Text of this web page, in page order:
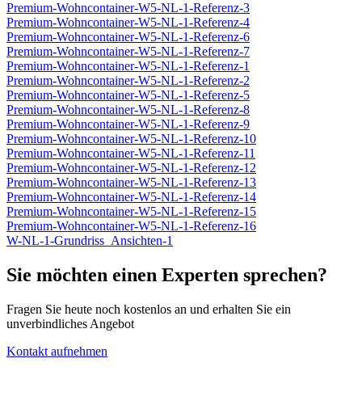
Premium-Wohncontainer-W5-NL-1-Referenz-3
Premium-Wohncontainer-W5-NL-1-Referenz-4
Premium-Wohncontainer-W5-NL-1-Referenz-6
Premium-Wohncontainer-W5-NL-1-Referenz-7
Premium-Wohncontainer-W5-NL-1-Referenz-1
Premium-Wohncontainer-W5-NL-1-Referenz-2
Premium-Wohncontainer-W5-NL-1-Referenz-5
Premium-Wohncontainer-W5-NL-1-Referenz-8
Premium-Wohncontainer-W5-NL-1-Referenz-9
Premium-Wohncontainer-W5-NL-1-Referenz-10
Premium-Wohncontainer-W5-NL-1-Referenz-11
Premium-Wohncontainer-W5-NL-1-Referenz-12
Premium-Wohncontainer-W5-NL-1-Referenz-13
Premium-Wohncontainer-W5-NL-1-Referenz-14
Premium-Wohncontainer-W5-NL-1-Referenz-15
Premium-Wohncontainer-W5-NL-1-Referenz-16
W-NL-1-Grundriss_Ansichten-1
Sie möchten einen Experten sprechen?
Fragen Sie heute noch kostenlos an und erhalten Sie ein
unverbindliches Angebot
Kontakt aufnehmen